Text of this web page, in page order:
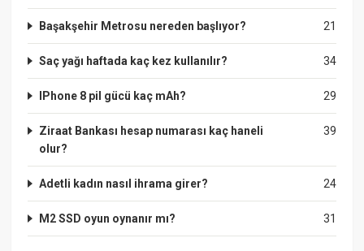
21
Başakşehir Metrosu nereden başlıyor?
34
Saç yağı haftada kaç kez kullanılır?
29
IPhone 8 pil gücü kaç mAh?
39
Ziraat Bankası hesap numarası kaç haneli
olur?
24
Adetli kadın nasıl ihrama girer?
31
M2 SSD oyun oynanır mı?